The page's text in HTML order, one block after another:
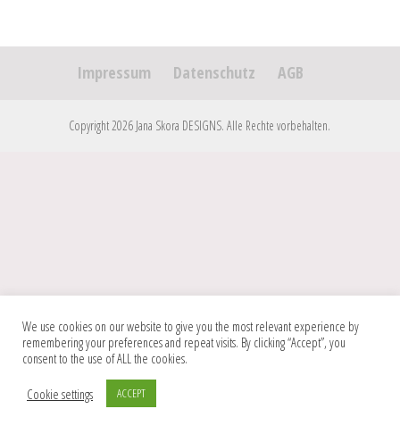
Impressum Datenschutz AGB
Copyright 2026 Jana Skora DESIGNS. Alle Rechte vorbehalten.
We use cookies on our website to give you the most relevant experience by
remembering your preferences and repeat visits. By clicking “Accept”, you
consent to the use of ALL the cookies.
Cookie settings
ACCEPT